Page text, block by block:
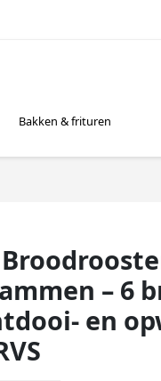
Bakken & frituren
– 6
en